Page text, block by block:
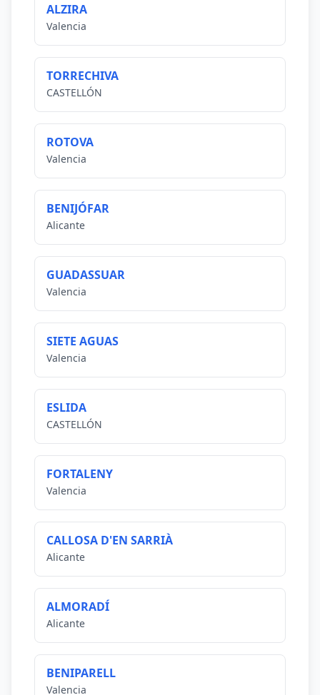
ALZIRA
Valencia
TORRECHIVA
CASTELLÓN
ROTOVA
Valencia
BENIJÓFAR
Alicante
GUADASSUAR
Valencia
SIETE AGUAS
Valencia
ESLIDA
CASTELLÓN
FORTALENY
Valencia
CALLOSA D'EN SARRIÀ
Alicante
ALMORADÍ
Alicante
BENIPARELL
Valencia